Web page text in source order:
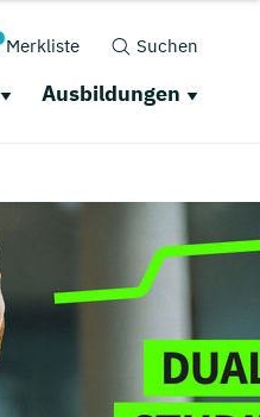
Merkliste Suchen
Ausbildungen